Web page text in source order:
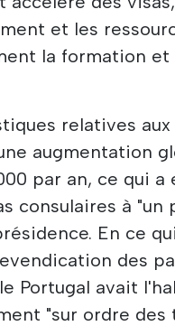
et les
la formation
relatives
augmentation
par an, ce qui a
consulaires à "un
En ce
des
Portugal avait
"sur ordre des